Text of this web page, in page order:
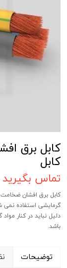
کابل
تماس بگیرید
گرمایشی استفاده
باشد.
توضیحات